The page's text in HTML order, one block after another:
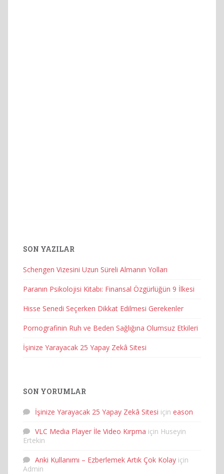
SON YAZILAR
Schengen Vizesini Uzun Süreli Almanın Yolları
Paranın Psikolojisi Kitabı: Finansal Özgürlüğün 9 İlkesi
Hisse Senedi Seçerken Dikkat Edilmesi Gerekenler
Pornografinin Ruh ve Beden Sağlığına Olumsuz Etkileri
İşinize Yarayacak 25 Yapay Zekâ Sitesi
SON YORUMLAR
İşinize Yarayacak 25 Yapay Zekâ Sitesi için eason
VLC Media Player İle Video Kırpma için Huseyin
Ertekin
Anki Kullanımı – Ezberlemek Artık Çok Kolay için
Admin